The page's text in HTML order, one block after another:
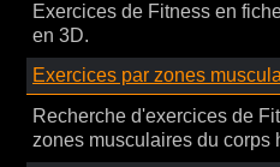
Exercices de Fitness en
en 3D.
Exercices par zones
Recherche d'exercices de
zones musculaires du corps